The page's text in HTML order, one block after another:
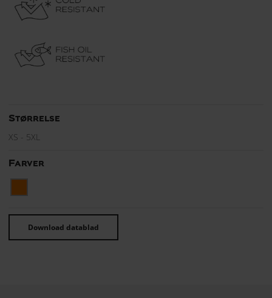
Størrelse
XS - 5XL
Farver
Download datablad